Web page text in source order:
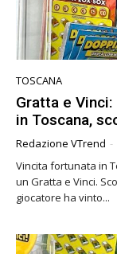
TOSCANA
Gratta e
in Toscana,
Redazione VTrend -
Vincita fortunata in
un Gratta e Vinci.
giocatore ha vinto...